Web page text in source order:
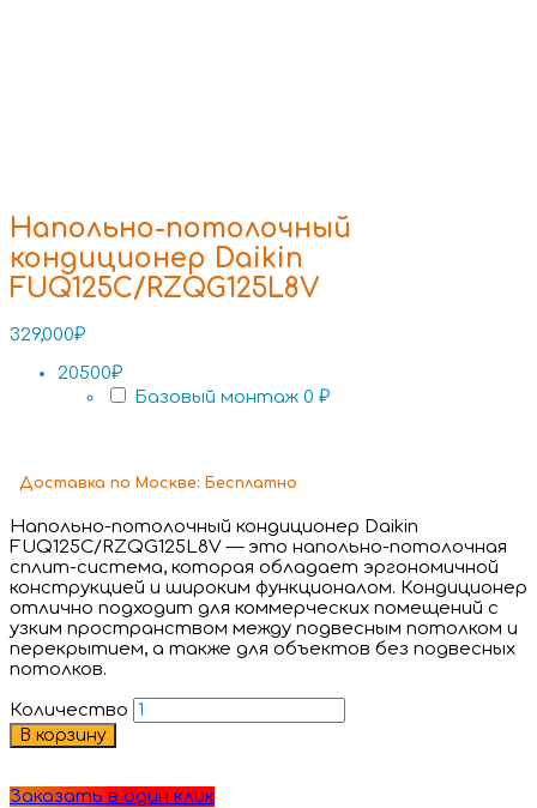
Напольно-потолочный
кондиционер Daikin
FUQ125C/RZQG125L8V
329,000₽
20500₽
Базовый монтаж 0 ₽
Доставка по Москве: Бесплатно
Напольно-потолочный кондиционер Daikin
FUQ125C/RZQG125L8V — это напольно-потолочная
сплит-система, которая обладает эргономичной
конструкцией и широким функционалом. Кондиционер
отлично подходит для коммерческих помещений с
узким пространством между подвесным потолком и
перекрытием, а также для объектов без подвесных
потолков.
Количество
В корзину
Заказать в один клик